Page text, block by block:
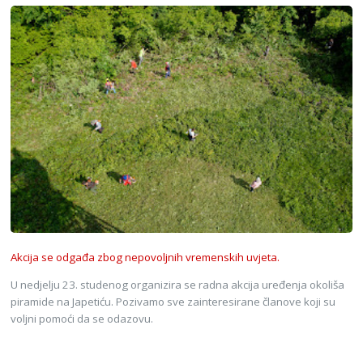
Akcija se odgađa zbog nepovoljnih vremenskih uvjeta.
U nedjelju 23. studenog organizira se radna akcija uređenja okoliša
piramide na Japetiću. Pozivamo sve zainteresirane članove koji su
voljni pomoći da se odazovu.